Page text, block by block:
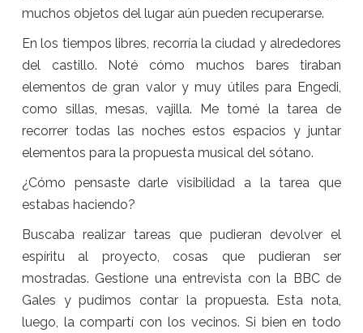
muchos objetos del lugar aún pueden recuperarse.
En los tiempos libres, recorría la ciudad y alrededores
del castillo. Noté cómo muchos bares tiraban
elementos de gran valor y muy útiles para Engedi,
como sillas, mesas, vajilla. Me tomé la tarea de
recorrer todas las noches estos espacios y juntar
elementos para la propuesta musical del sótano.
¿Cómo pensaste darle visibilidad a la tarea que
estabas haciendo?
Buscaba realizar tareas que pudieran devolver el
espíritu al proyecto, cosas que pudieran ser
mostradas. Gestione una entrevista con la BBC de
Gales y pudimos contar la propuesta. Esta nota,
luego, la compartí con los vecinos. Si bien en todo